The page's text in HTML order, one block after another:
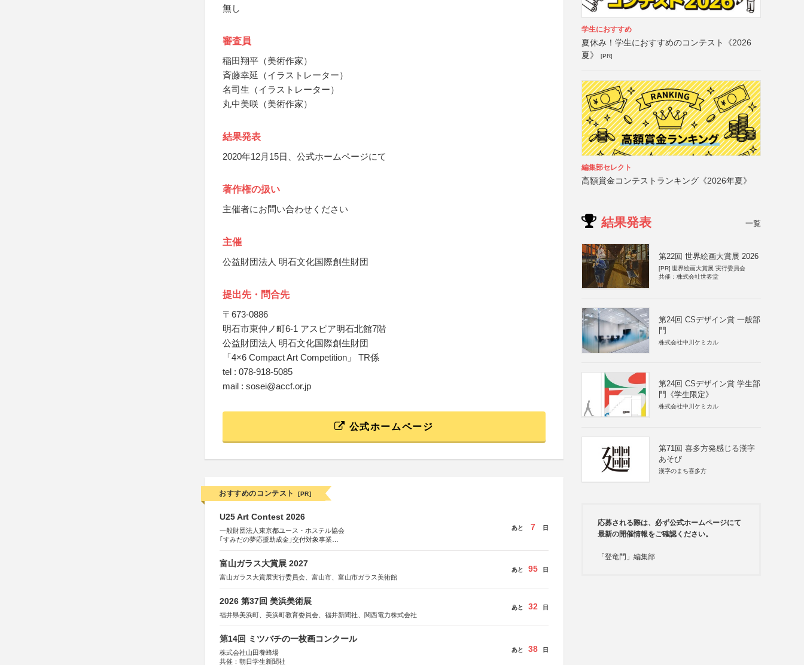
無し
審査員
稲田翔平（美術作家）
斉藤幸延（イラストレーター）
名司生（イラストレーター）
丸中美咲（美術作家）
結果発表
2020年12月15日、公式ホームページにて
著作権の扱い
主催者にお問い合わせください
主催
公益財団法人 明石文化国際創生財団
提出先・問合先
〒673-0886
明石市東仲ノ町6-1 アスピア明石北館7階
公益財団法人 明石文化国際創生財団
「4×6 Compact Art Competition」 TR係
tel : 078-918-5085
mail : sosei@accf.or.jp
公式ホームページ
おすすめのコンテスト [PR]
U25 Art Contest 2026
一般財団法人東京都ユース・ホステル協会
｢すみだの夢応援助成金｣交付対象事業
あと 7 日
富山ガラス大賞展 2027
富山ガラス大賞展実行委員会、富山市、富山市ガラス美術館
あと 95 日
2026 第37回 美浜美術展
福井県美浜町、美浜町教育委員会、福井新聞社、関西電力株式会社
あと 32 日
第14回 ミツバチの一枚画コンクール
株式会社山田養蜂場
共催：朝日学生新聞社
あと 38 日
学生におすすめ
夏休み！学生におすすめのコンテスト《2026
夏》
[PR]
編集部セレクト
高額賞金コンテストランキング《2026年夏》
結果発表 一覧
第22回 世界絵画大賞展 2026
[PR] 世界絵画大賞展 実行委員会
共催：株式会社世界堂
第24回 CSデザイン賞 一般部
門
株式会社中川ケミカル
第24回 CSデザイン賞 学生部
門《学生限定》
株式会社中川ケミカル
第71回 喜多方発感じる漢字
あそび
漢字のまち喜多方
応募される際は、必ず公式ホームページにて
最新の開催情報をご確認ください。
「登竜門」編集部